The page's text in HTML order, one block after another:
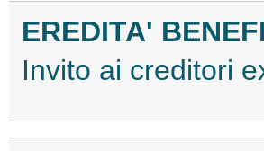
EREDITA'
Invito ai creditori